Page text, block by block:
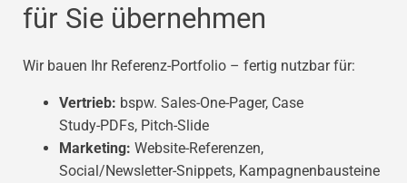
für Sie übernehmen
Wir bauen Ihr Referenz‑Portfolio – fertig nutzbar für:
Vertrieb: bspw. Sales‑One‑Pager, Case
Study‑PDFs, Pitch‑Slide
Marketing: Website‑Referenzen,
Social/Newsletter‑Snippets, Kampagnenbausteine